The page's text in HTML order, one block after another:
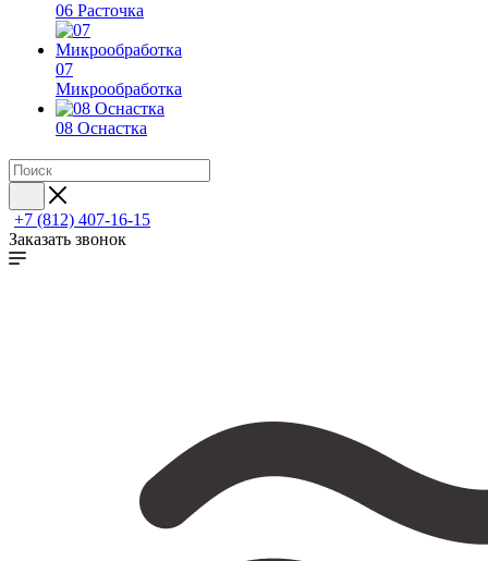
06 Расточка
07
Микрообработка
08 Оснастка
+7 (812) 407-16-15
Заказать звонок